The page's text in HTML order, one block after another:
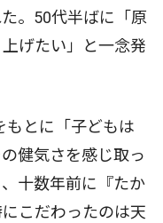
。50代半ばに「原
げたい」と一念発
とに「子どもは
健気さを感じ取っ
十数年前に『たか
こだわったのは天